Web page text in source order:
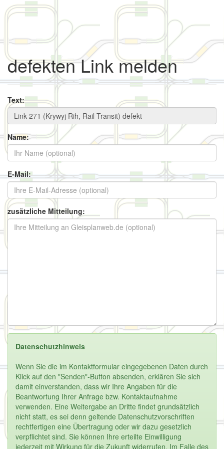
defekten Link melden
Text:
Name:
E-Mail:
zusätzliche Mitteilung:
Datenschutzhinweis
Wenn Sie die im Kontaktformular eingegebenen Daten durch
Klick auf den "Senden"-Button absenden, erklären Sie sich
damit einverstanden, dass wir Ihre Angaben für die
Beantwortung Ihrer Anfrage bzw. Kontaktaufnahme
verwenden. Eine Weitergabe an Dritte findet grundsätzlich
nicht statt, es sei denn geltende Datenschutzvorschriften
rechtfertigen eine Übertragung oder wir dazu gesetzlich
verpflichtet sind. Sie können Ihre erteilte Einwilligung
jederzeit mit Wirkung für die Zukunft widerrufen. Im Falle des